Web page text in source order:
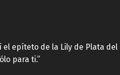
el epíteto de la Lily de Plata
para ti.”